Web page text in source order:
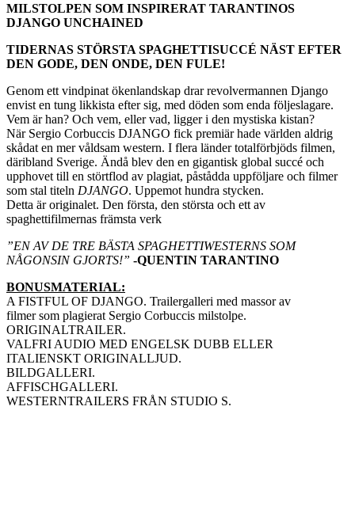
MILSTOLPEN SOM INSPIRERAT TARANTINOS
DJANGO UNCHAINED
TIDERNAS STÖRSTA SPAGHETTISUCCÉ NÄST EFTER
DEN GODE, DEN ONDE, DEN FULE!
Genom ett vindpinat ökenlandskap drar revolvermannen Django
envist en tung likkista efter sig, med döden som enda följeslagare.
Vem är han? Och vem, eller vad, ligger i den mystiska kistan?
När Sergio Corbuccis DJANGO fick premiär hade världen aldrig
skådat en mer våldsam western. I flera länder totalförbjöds filmen,
däribland Sverige. Ändå blev den en gigantisk global succé och
upphovet till en störtflod av plagiat, påstådda uppföljare och filmer
som stal titeln DJANGO. Uppemot hundra stycken.
Detta är originalet. Den första, den största och ett av
spaghettifilmernas främsta verk
”EN AV DE TRE BÄSTA SPAGHETTIWESTERNS SOM
NÅGONSIN GJORTS!” -QUENTIN TARANTINO
BONUSMATERIAL:
A FISTFUL OF DJANGO. Trailergalleri med massor av
filmer som plagierat Sergio Corbuccis milstolpe.
ORIGINALTRAILER.
VALFRI AUDIO MED ENGELSK DUBB ELLER
ITALIENSKT ORIGINALLJUD.
BILDGALLERI.
AFFISCHGALLERI.
WESTERNTRAILERS FRÅN STUDIO S.